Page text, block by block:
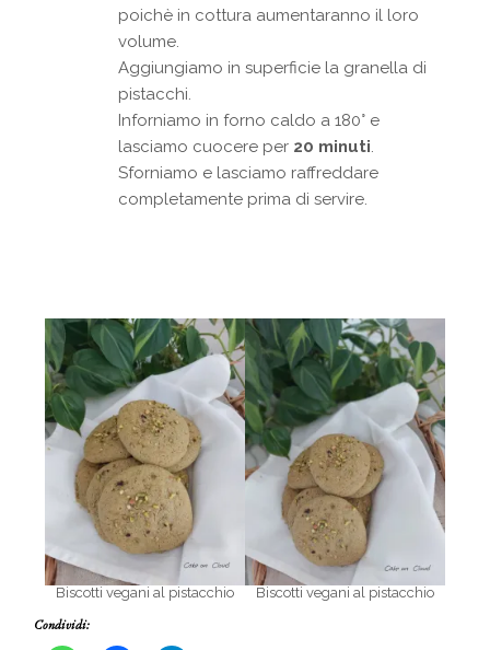
poichè in cottura aumentaranno il loro
volume.
Aggiungiamo in superficie la granella di
pistacchi.
Inforniamo in forno caldo a 180° e
lasciamo cuocere per 20 minuti.
Sforniamo e lasciamo raffreddare
completamente prima di servire.
Biscotti vegani al pistacchio Biscotti vegani al pistacchio
Condividi: